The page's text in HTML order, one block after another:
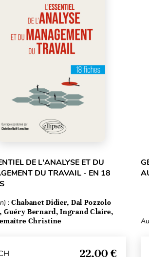
DE L'ANALYSE ET DU
DU TRAVAIL - EN 18
: Chabanet Didier, Dal Pozzolo
Guéry Bernard, Ingrand Claire,
Christine
22,00 €